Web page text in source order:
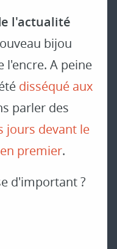
l'actualité
bijou
l'encre. A peine
disséqué aux
parler des
jours devant le
premier.
d'important ?